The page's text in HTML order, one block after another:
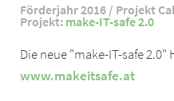
Förderjahr 2016 / Projekt
Projekt: make-IT-safe 2.0
Die neue "make-IT-safe 2.0"
www.makeitsafe.at